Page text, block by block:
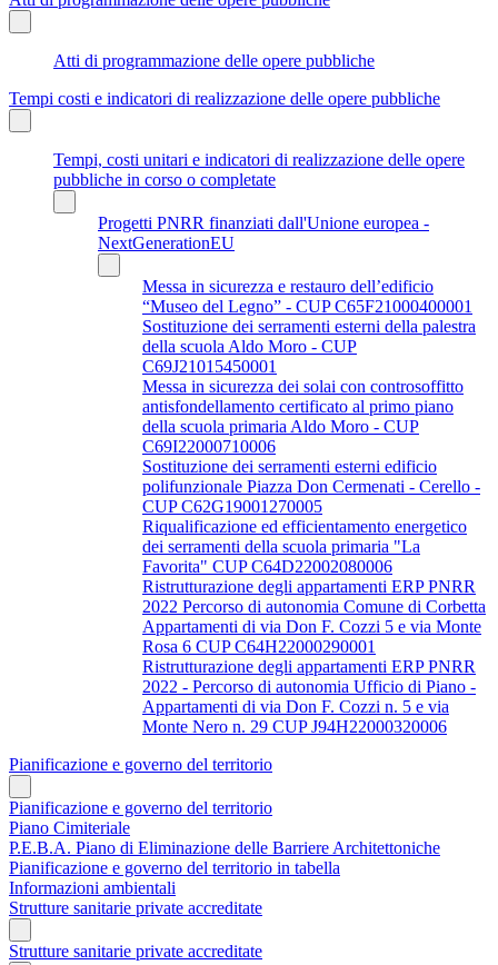
Atti di programmazione delle opere pubbliche
Tempi costi e indicatori di realizzazione delle opere pubbliche
Tempi, costi unitari e indicatori di realizzazione delle opere
pubbliche in corso o completate
Progetti PNRR finanziati dall'Unione europea -
NextGenerationEU
Messa in sicurezza e restauro dell’edificio
“Museo del Legno” - CUP C65F21000400001
Sostituzione dei serramenti esterni della palestra
della scuola Aldo Moro - CUP
C69J21015450001
Messa in sicurezza dei solai con controsoffitto
antisfondellamento certificato al primo piano
della scuola primaria Aldo Moro - CUP
C69I22000710006
Sostituzione dei serramenti esterni edificio
polifunzionale Piazza Don Cermenati - Cerello -
CUP C62G19001270005
Riqualificazione ed efficientamento energetico
dei serramenti della scuola primaria "La
Favorita" CUP C64D22002080006
Ristrutturazione degli appartamenti ERP PNRR
2022 Percorso di autonomia Comune di Corbetta
Appartamenti di via Don F. Cozzi 5 e via Monte
Rosa 6 CUP C64H22000290001
Ristrutturazione degli appartamenti ERP PNRR
2022 - Percorso di autonomia Ufficio di Piano -
Appartamenti di via Don F. Cozzi n. 5 e via
Monte Nero n. 29 CUP J94H22000320006
Pianificazione e governo del territorio
Pianificazione e governo del territorio
Piano Cimiteriale
P.E.B.A. Piano di Eliminazione delle Barriere Architettoniche
Pianificazione e governo del territorio in tabella
Informazioni ambientali
Strutture sanitarie private accreditate
Strutture sanitarie private accreditate